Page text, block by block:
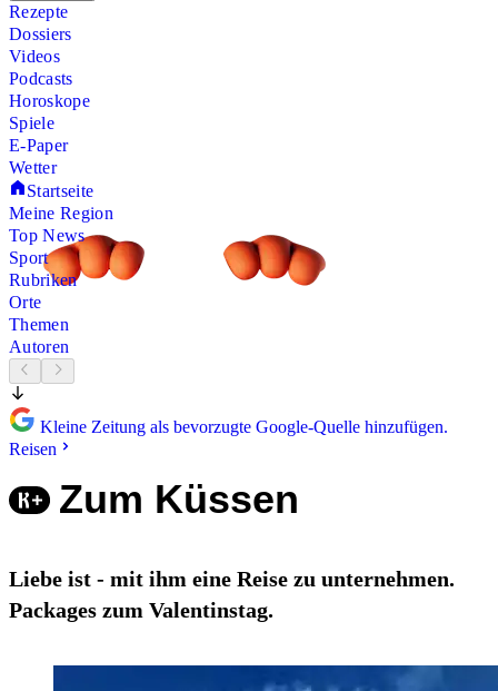
Rezepte
Dossiers
Videos
Podcasts
Horoskope
Spiele
E-Paper
Wetter
Startseite
Meine Region
Top News
Sport
Rubriken
Orte
Themen
Autoren
Kleine Zeitung als bevorzugte Google-Quelle hinzufügen.
Reisen
Zum Küssen
Liebe ist - mit ihm eine Reise zu unternehmen.
Packages zum Valentinstag.